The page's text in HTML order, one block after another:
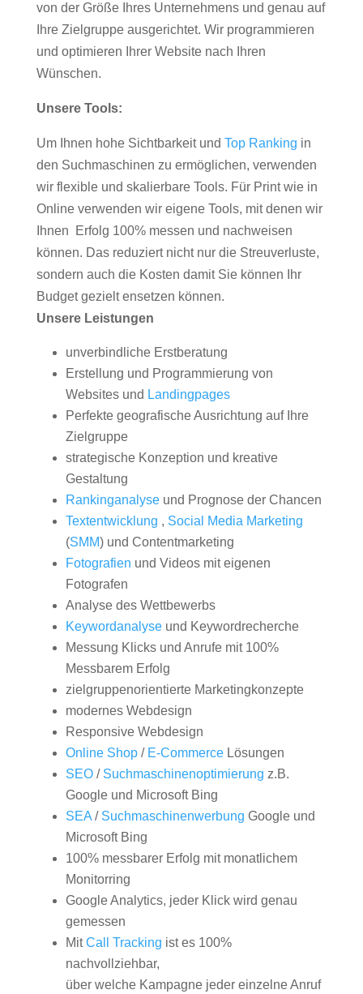
von der Größe Ihres Unternehmens und genau auf
Ihre Zielgruppe ausgerichtet. Wir programmieren
und optimieren Ihrer Website nach Ihren
Wünschen.
Unsere Tools:
Um Ihnen hohe Sichtbarkeit und Top Ranking in
den Suchmaschinen zu ermöglichen, verwenden
wir flexible und skalierbare Tools. Für Print wie in
Online verwenden wir eigene Tools, mit denen wir
Ihnen Erfolg 100% messen und nachweisen
können. Das reduziert nicht nur die Streuverluste,
sondern auch die Kosten damit Sie können Ihr
Budget gezielt ensetzen können.
Unsere Leistungen
unverbindliche Erstberatung
Erstellung und Programmierung von
Websites und Landingpages
Perfekte geografische Ausrichtung auf Ihre
Zielgruppe
strategische Konzeption und kreative
Gestaltung
Rankinganalyseund Prognose der Chancen
Textentwicklung , Social Media Marketing
(SMM) und Contentmarketing
Fotografien und Videos mit eigenen
Fotografen
Analyse des Wettbewerbs
Keywordanalyseund Keywordrecherche
Messung Klicks und Anrufe mit 100%
Messbarem Erfolg
zielgruppenorientierte Marketingkonzepte
modernes Webdesign
Responsive Webdesign
Online Shop/ E-CommerceLösungen
SEO/ Suchmaschinenoptimierung z.B.
Google und Microsoft Bing
SEA/ Suchmaschinenwerbung Google und
Microsoft Bing
100% messbarer Erfolg mit monatlichem
Monitorring
Google Analytics, jeder Klick wird genau
gemessen
MitCall Tracking ist es 100%
nachvollziehbar,
über welche Kampagne jeder einzelne Anruf